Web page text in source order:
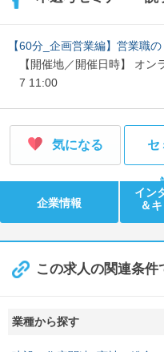
【60分_企画営業編】営業職
【開催地／開催日時】 オ
7 11:00
気になる セ
企業情報
イン
＆
この求人の関連条件
業種から探す